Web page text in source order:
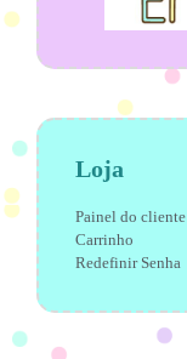
Loja
Painel do cliente
Carrinho
Redefinir Senha